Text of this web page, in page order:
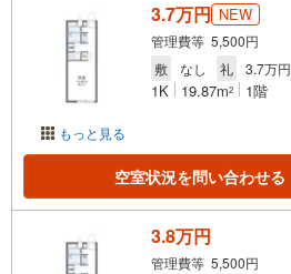
もっと見る
3.7万円 NEW
管理費等 5,500円
敷
なし 礼 3.7万円
1K 19.87m2 1階
空室状況を問い合わせる
3.8万円
管理費等 5,500円